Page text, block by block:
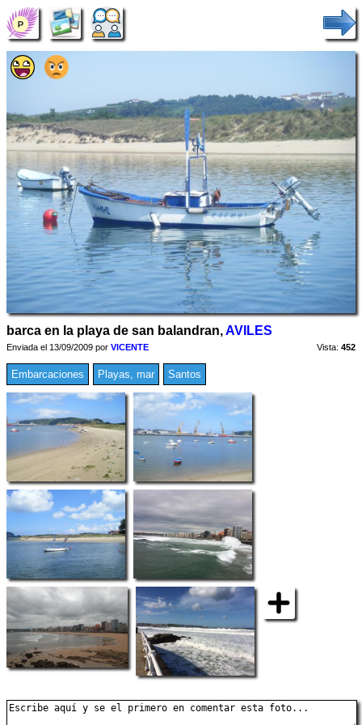
barca en la playa de san balandran,AVILES
Enviada el 13/09/2009 por VICENTE Vista: 452
Embarcaciones Playas, mar Santos